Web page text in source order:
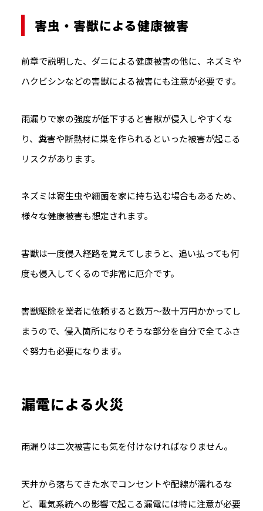
害虫・害獣による健康被害
前章で説明した、ダニによる健康被害の他に、ネズミや
ハクビシンなどの害獣による被害にも注意が必要です。
雨漏りで家の強度が低下すると害獣が侵入しやすくな
り、糞害や断熱材に巣を作られるといった被害が起こる
リスクがあります。
ネズミは寄生虫や細菌を家に持ち込む場合もあるため、
様々な健康被害も想定されます。
害獣は一度侵入経路を覚えてしまうと、追い払っても何
度も侵入してくるので非常に厄介です。
害獣駆除を業者に依頼すると数万～数十万円かかってし
まうので、侵入箇所になりそうな部分を自分で全てふさ
ぐ努力も必要になります。
漏電による火災
雨漏りは二次被害にも気を付けなければなりません。
天井から落ちてきた水でコンセントや配線が濡れるな
ど、電気系統への影響で起こる漏電には特に注意が必要